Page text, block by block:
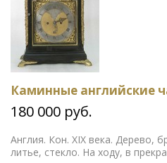
Каминные английские
180 000 руб.
Англия. Кон. XIX века. Дерево,
литье, стекло. На ходу, в